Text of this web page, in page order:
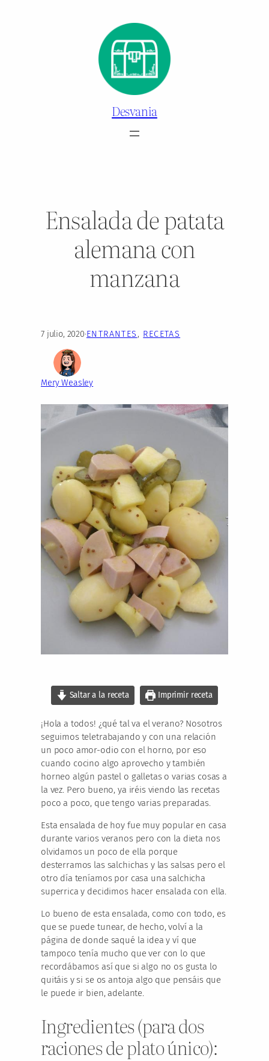
Desvania
Ensalada de patata
alemana con
manzana
7 julio, 2020·ENTRANTES , RECETAS
Mery Weasley
Saltar a la receta Imprimir receta
¡Hola a todos! ¿qué tal va el verano? Nosotros
seguimos teletrabajando y con una relación
un poco amor-odio con el horno, por eso
cuando cocino algo aprovecho y también
horneo algún pastel o galletas o varias cosas a
la vez. Pero bueno, ya iréis viendo las recetas
poco a poco, que tengo varias preparadas.
Esta ensalada de hoy fue muy popular en casa
durante varios veranos pero con la dieta nos
olvidamos un poco de ella porque
desterramos las salchichas y las salsas pero el
otro día teníamos por casa una salchicha
superrica y decidimos hacer ensalada con ella.
Lo bueno de esta ensalada, como con todo, es
que se puede tunear, de hecho, volví a la
página de donde saqué la idea y ví que
tampoco tenía mucho que ver con lo que
recordábamos así que si algo no os gusta lo
quitáis y si se os antoja algo que pensáis que
le puede ir bien, adelante.
Ingredientes (para dos
raciones de plato único):